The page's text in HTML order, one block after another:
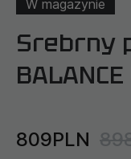
W magazynie
Srebrny
809PLN